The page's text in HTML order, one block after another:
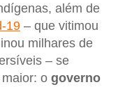
além de
19 – que vitimou
milhares de
– se
o governo